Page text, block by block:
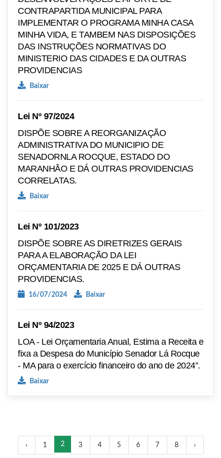
CONTRAPARTIDA MUNICIPAL PARA
IMPLEMENTAR O PROGRAMA MINHA CASA
MINHA VIDA, E TAMBEM NAS DISPOSIÇÕES
DAS INSTRUÇÕES NORMATIVAS DO
MINISTERIO DAS CIDADES E DA OUTRAS
PROVIDENCIAS
Baixar
Lei Nº 97/2024
DISPÕE SOBRE A REORGANIZAÇÃO
ADMINISTRATIVA DO MUNICIPIO DE
SENADORNLA ROCQUE, ESTADO DO
MARANHÃO E DÁ OUTRAS PROVIDENCIAS
CORRELATAS.
Baixar
Lei Nº 101/2023
DISPÕE SOBRE AS DIRETRIZES GERAIS
PARA A ELABORAÇÃO DA LEI
ORÇAMENTARIA DE 2025 E DÁ OUTRAS
PROVIDENCIAS.
16/07/2024 Baixar
Lei Nº 94/2023
LOA - Lei Orçamentaria Anual, Estima a Receita e
fixa a Despesa do Município Senador Lá Rocque
- MA para o exercício financeiro do ano de 2024”.
Baixar
‹ 1 2 3 4 5 6 7 8 ›